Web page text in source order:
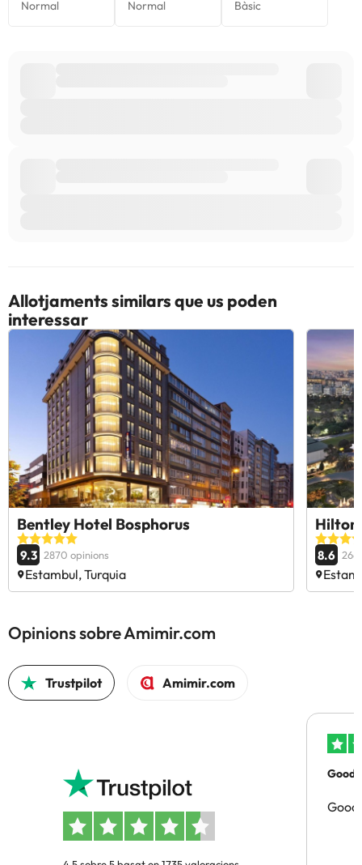
Allotjaments similars que us poden
interessar
Bentley Hotel Bosphorus
9.3 2870 opinions
Estambul, Turquia
Hilton
8.6
Opinions sobre Amimir.com
Trustpilot Amimir.com
Good
Good